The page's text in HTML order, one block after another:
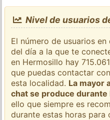
Nivel de usuarios
El número de usuarios
del día a la que te
en Hermosillo hay
que puedas contactar
esta localidad. La mayor
chat se produce durante
ello que siempre es
durante estas horas para